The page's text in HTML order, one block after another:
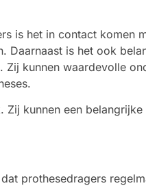
is het in contact komen
Daarnaast is het ook
kunnen waardevolle
kunnen een
prothesedragers